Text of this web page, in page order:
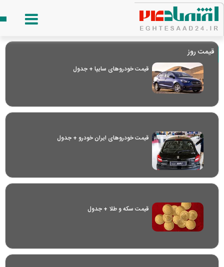
قیمت روز
قیمت خودرو‌های سایپا + جدول
قیمت خودرو‌های ایران خودرو + جدول
قیمت سکه و طلا + جدول